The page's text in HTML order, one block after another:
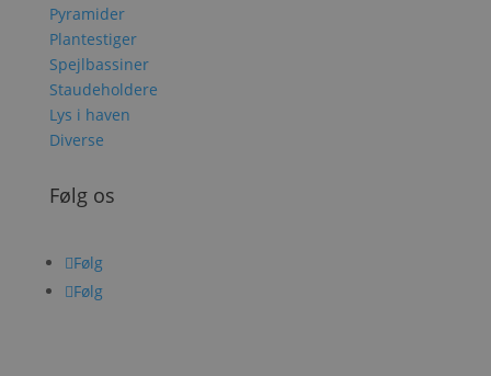
Pyramider
Plantestiger
Spejlbassiner
Staudeholdere
Lys i haven
Diverse
Følg os
Følg
Følg